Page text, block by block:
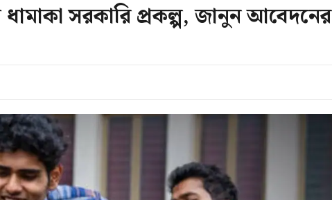
সরকারি প্রকল্প, জানুন আবেদনের